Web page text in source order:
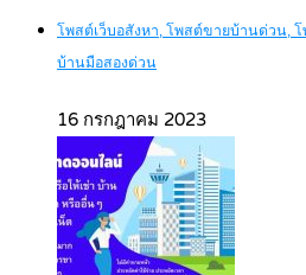
โพสต์เว็บอสังหา, โพสต์ขายบ้านด่วน,
บ้านมือสองด่วน
16 กรกฎาคม 2023